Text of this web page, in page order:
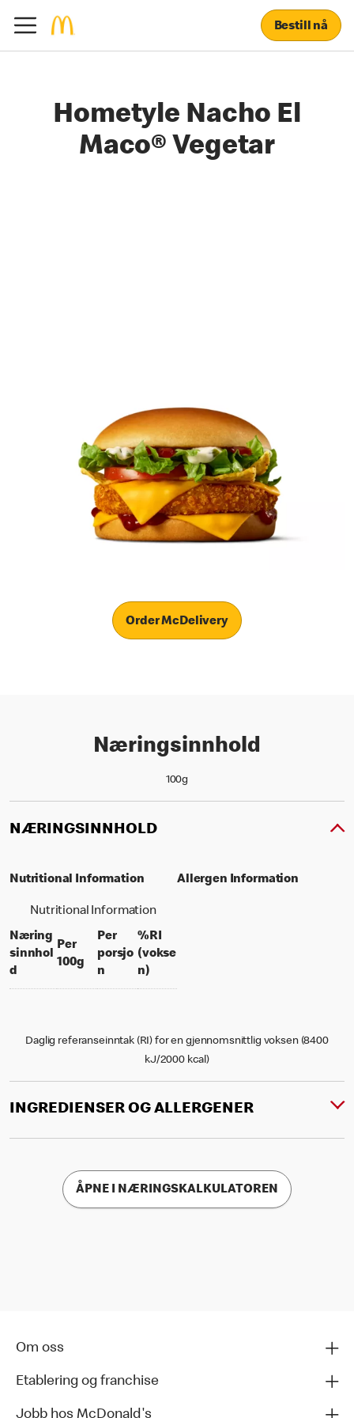
Bestill nå
Hometyle Nacho El
Maco® Vegetar
Order McDelivery
Næringsinnhold
100g
NÆRINGSINNHOLD
Nutritional Information
Nutritional Information
Næring
sinnhol
d
Per
100gper 100 grams
Per
porsjo
nper portion
%RI
(vokse
n)% daily value for an adult
Allergen Information
Daglig referanseinntak (RI) for en gjennomsnittlig voksen (8400
kJ/2000 kcal)
INGREDIENSER OG ALLERGENER
ÅPNE I NÆRINGSKALKULATOREN
Om oss
Etablering og franchise
Jobb hos McDonald's